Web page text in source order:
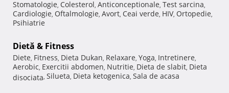
Stomatologie, Colesterol, Anticonceptionale, Test sarcina,
Cardiologie, Oftalmologie, Avort, Ceai verde, HIV, Ortopedie,
Psihiatrie
Dietă & Fitness
Diete, Fitness, Dieta Dukan, Relaxare, Yoga, Intretinere,
Aerobic, Exercitii abdomen, Nutritie, Dieta de slabit, Dieta
disociata, Silueta, Dieta ketogenica, Sala de acasa